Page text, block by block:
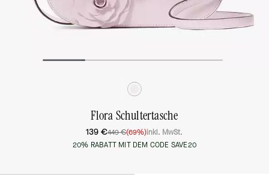
Flora Schultertasche
139 €449 €(69%)inkl. MwSt.
20% RABATT MIT DEM CODE SAVE20